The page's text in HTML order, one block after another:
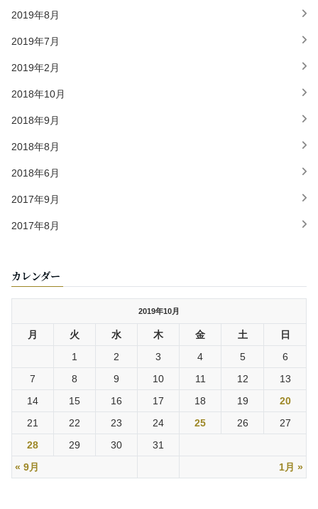
2019年8月
2019年7月
2019年2月
2018年10月
2018年9月
2018年8月
2018年6月
2017年9月
2017年8月
カレンダー
2019年10月
月 火 水 木 金 土 日
« 9月 1月 »
1 2 3 4 5
6
7
8 9 10 11 12
13
14
15 16 17 18 19
20
21
22 23 24 25 26
27
28
29 30 31